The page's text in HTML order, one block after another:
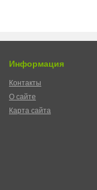
Информация
Контакты
О сайте
Карта сайта